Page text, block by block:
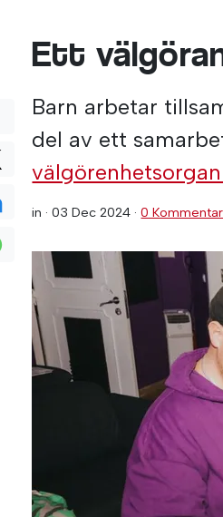
Ett
Barn arbetar
del av ett
in ·03 Dec 2024 ·0